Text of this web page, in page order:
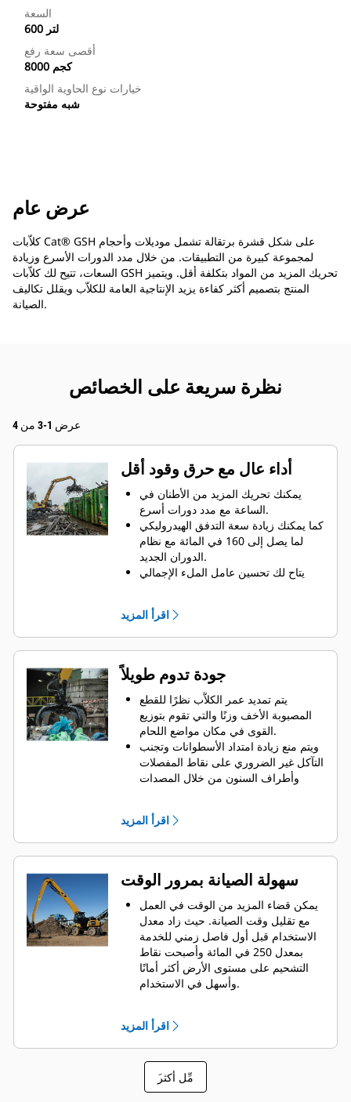
السعة
600 لتر
أقصى سعة رفع
8000 كجم
خيارات نوع الحاوية الواقية
شبه مفتوحة
عرض عام
كلاّبات Cat® GSH على شكل قشرة برتقالة تشمل موديلات وأحجام
لمجموعة كبيرة من التطبيقات. من خلال مدد الدورات الأسرع وزيادة
السعات، تتيح لك كلاّبات GSH تحريك المزيد من المواد بتكلفة أقل. ويتميز
المنتج بتصميم أكثر كفاءة يزيد الإنتاجية العامة للكلاّب ويقلل تكاليف
الصيانة.
نظرة سريعة على الخصائص
عرض 1-3 من 4
أداء عال مع حرق وقود أقل
يمكنك تحريك المزيد من الأطنان في
الساعة مع مدد دورات أسرع.
كما يمكنك زيادة سعة التدفق الهيدروليكي
لما يصل إلى 160 في المائة مع نظام
الدوران الجديد.
يتاح لك تحسين عامل الملء الإجمالي
يتم برمجة ماكينات Cat بشكل مسبق
بإعدادات الأداء المثالية للكلاَّب لزيادة
توافق الماكينة والكلاَّب وكفاءتهما.
يمكن الوصول إلى ارتفاعات جديدة وزيادة
مستوى التحكم في التأرجح. الارتفاع
المدمج لكلاَّبات GSH يزيد القدرات وهو
مثالي للاستخدامات داخل الأبنية.
اقرأ المزيد
جودة تدوم طويلاً
يتم تمديد عمر الكلاَّب نظرًا للقطع
المصبوبة الأخف وزنًا والتي تقوم بتوزيع
القوى في مكان مواضع اللحام.
ويتم منع زيادة امتداد الأسطوانات وتجنب
التآكل غير الضروري على نقاط المفصلات
وأطراف السنون من خلال المصدات
والمناسبة للخدمة الشاقة على مبيت
الكلاَّب.
قوة يمكنك الاعتماد عليها. يتم تصنيع
الأطراف والسنون الداخلية بتركيبة متينة
من الفولاذ عالي الدرجة، مما يعمل على
مقاومة التآكل الناتج عن احتكاك الأجزاء
المعدنية ببعضها. نقاط المفصلات مصبوبة،
يزداد العمر الافتراضي من خلال الأطراف
اقرأ المزيد
سهولة الصيانة بمرور الوقت
يمكن قضاء المزيد من الوقت في العمل
مع تقليل وقت الصيانة. حيث زاد معدل
الاستخدام قبل أول فاصل زمني للخدمة
بمعدل 250 في المائة وأصبحت نقاط
التشحيم على مستوى الأرض أكثر أمانًا
وأسهل في الاستخدام.
المدمجة، حيث تتم حمايتها داخل السن،
مما يقلل الشد الواقع على الخراطيم
ويقلل من التداخل مع المواد.
سهولة الوصول إلى المكونات الهيدروليكية
داخل السنون عبر لوحات قابل للإزالة.
وتشمل اللوحات أيضًا سدادات منع الأتربة
اقرأ المزيد
َمِّل أكثر